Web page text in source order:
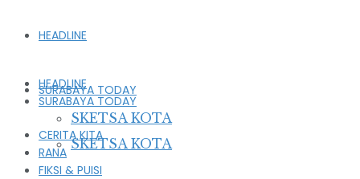
HEADLINE
SURABAYA TODAY
SKETSA KOTA
HEADLINE
SURABAYA TODAY
SKETSA KOTA
CERITA KITA
RANA
FIKSI & PUISI